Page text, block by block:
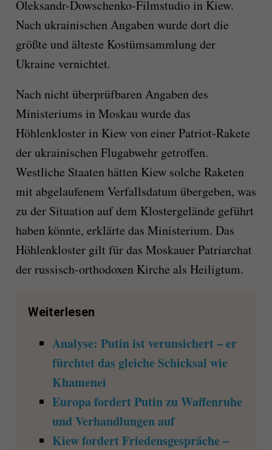
Oleksandr-Dowschenko-Filmstudio in Kiew.
Nach ukrainischen Angaben wurde dort die
größte und älteste Kostümsammlung der
Ukraine vernichtet.
Nach nicht überprüfbaren Angaben des
Ministeriums in Moskau wurde das
Höhlenkloster in Kiew von einer Patriot-Rakete
der ukrainischen Flugabwehr getroffen.
Westliche Staaten hätten Kiew solche Raketen
mit abgelaufenem Verfallsdatum übergeben, was
zu der Situation auf dem Klostergelände geführt
haben könnte, erklärte das Ministerium. Das
Höhlenkloster gilt für das Moskauer Patriarchat
der russisch-orthodoxen Kirche als Heiligtum.
Weiterlesen
Analyse: Putin ist verunsichert – er
fürchtet das gleiche Schicksal wie
Khamenei
Europa fordert Putin zu Waffenruhe
und Verhandlungen auf
Kiew fordert Friedensgespräche –